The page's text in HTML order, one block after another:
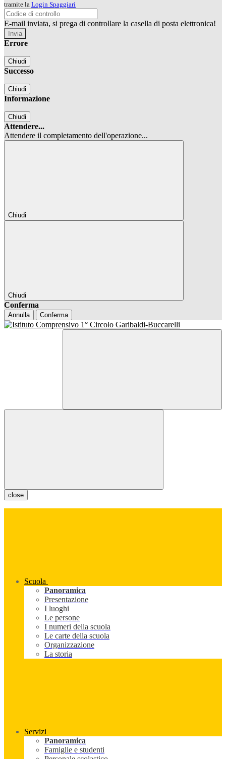
tramite la Login Spaggiari
E-mail inviata, si prega di controllare la casella di posta elettronica!
Errore
Chiudi
Successo
Chiudi
Informazione
Chiudi
Attendere...
Attendere il completamento dell'operazione...
Chiudi
Chiudi
Conferma
Annulla Conferma
close
Scuola
Panoramica
Presentazione
I luoghi
Le persone
I numeri della scuola
Le carte della scuola
Organizzazione
La storia
Servizi
Panoramica
Famiglie e studenti